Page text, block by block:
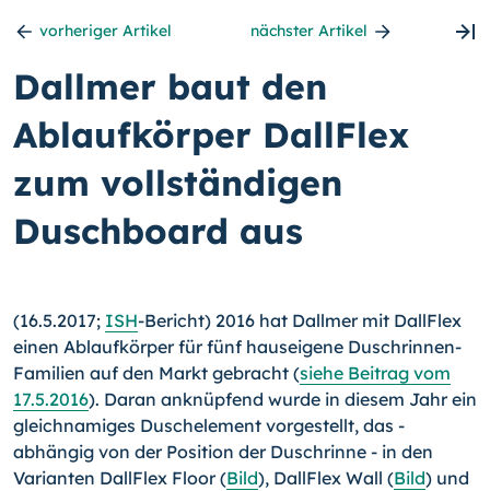
vorheriger Artikel nächster Artikel
Dallmer baut den
Ablaufkörper DallFlex
zum vollständigen
Duschboard aus
(16.5.2017; ISH-Bericht) 2016 hat Dallmer mit DallFlex
einen Ablaufkörper für fünf hauseigene Duschrinnen-
Familien auf den Markt gebracht (siehe Beitrag vom
17.5.2016). Daran anknüpfend wurde in diesem Jahr ein
gleichnamiges Duschelement vorgestellt, das -
abhängig von der Position der Duschrinne - in den
Varianten DallFlex Floor (Bild), DallFlex Wall (Bild) und